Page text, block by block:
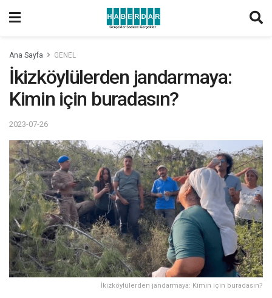
Ana Sayfa GENEL
İkizköylülerden jandarmaya:
Kimin için buradasın?
2023-07-26
İkizköylülerden jandarmaya: Kimin için buradasın?